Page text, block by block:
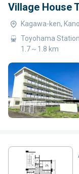
Village House
Kagawa-ken,
Toyohama
1.7～1.8 km